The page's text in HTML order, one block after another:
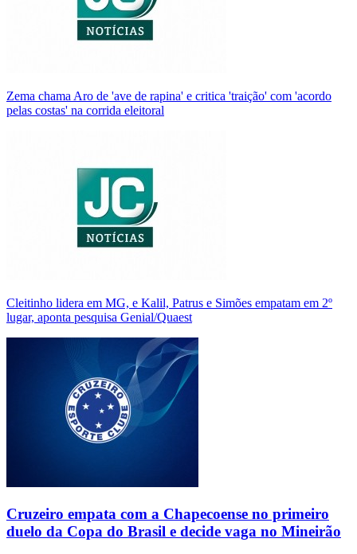
Zema chama Aro de 'ave de rapina' e critica 'traição' com 'acordo
pelas costas' na corrida eleitoral
Cleitinho lidera em MG, e Kalil, Patrus e Simões empatam em 2º
lugar, aponta pesquisa Genial/Quaest
Cruzeiro empata com a Chapecoense no primeiro
duelo da Copa do Brasil e decide vaga no Mineirão